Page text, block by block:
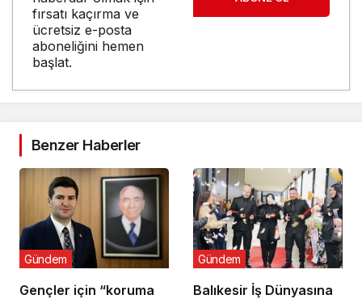
fırsatı kaçırma ve
ücretsiz e-posta
aboneliğini hemen
başlat.
Benzer Haberler
Gençler için “koruma
Gündem
Balıkesir İş Dünyasına
Gündem